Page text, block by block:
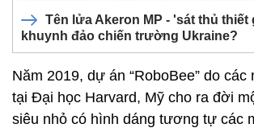
Tên lửa Akeron MP - 'sát thủ thiết
khuynh đảo chiến trường Ukraine?
Năm 2019, dự án “RoboBee” do các
tại Đại học Harvard, Mỹ cho ra đời
siêu nhỏ có hình dáng tương tự các